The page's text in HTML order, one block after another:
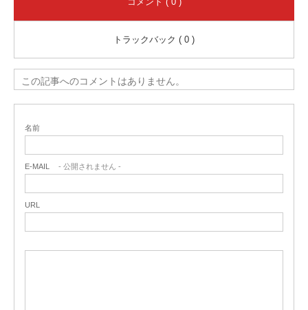
トラックバック ( 0 )
この記事へのコメントはありません。
名前
E-MAIL - 公開されません -
URL